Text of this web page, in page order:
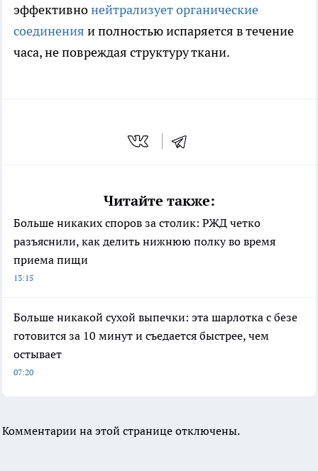
эффективнонейтрализует органические
соединения и полностью испаряется в течение
часа, не повреждая структуру ткани.
Читайте также:
Больше никаких споров за столик: РЖД четко
разъяснили, как делить нижнюю полку во время
приема пищи
13:15
Больше никакой сухой выпечки: эта шарлотка с безе
готовится за 10 минут и съедается быстрее, чем
остывает
07:20
Комментарии на этой странице отключены.